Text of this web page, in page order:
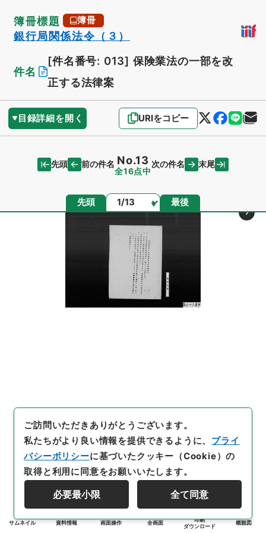
簿冊標題 簿冊
銀行局関係法令（３）
件名
[件名番号: 013] 保険業法の一部を改
正する法律案
目録詳細を開く URIをコピー
先頭 前の件名 No.13
全16点中
次の件名 末尾
先頭 ページ 最後
サムネイル 資料情報 画面操作 全画面
印刷
ダウンロード
概観図
ご訪問いただきありがとうございます。
私たちがより良い情報を提供できるように、 プライ
バシーポリシーに基づいたクッキー（Cookie）の
取得と利用に同意をお願いいたします。
必要最小限 全て同意